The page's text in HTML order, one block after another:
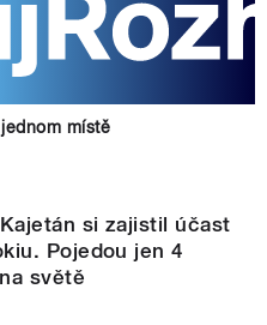
místě
si zajistil účast
Pojedou jen 4
světě